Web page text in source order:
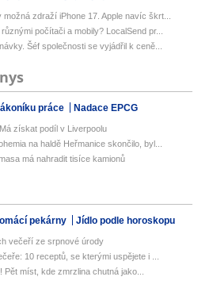
zdraží iPhone 17. Apple navíc škrt...
počítači a mobily? LocalSend pr...
Šéf společnosti se vyjádřil k ceně...
práce Nadace EPCG
získat podíl v Liverpoolu
na haldě Heřmanice skončilo, byl...
má nahradit tisíce kamionů
pekárny Jídlo podle horoskopu
večeří ze srpnové úrody
10 receptů, se kterými uspějete i ...
míst, kde zmrzlina chutná jako...